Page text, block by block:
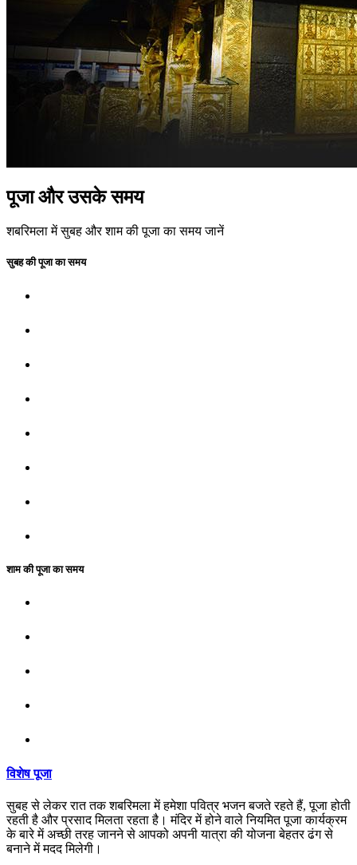
पूजा और उसके समय
शबरिमलामें सुबह और शाम की पूजा का समय जानें
सुबह की पूजा का समय
शाम की पूजा का समय
विशेष पूजा
सुबह से लेकर रात तकशबरिमलामें हमेशा पवित्र भजन बजते रहते हैं,पूजा होती
रहती है और प्रसाद मिलता रहता है। मंदिर में होने वाले नियमित पूजा कार्यक्रम
के बारे में अच्छी तरह जानने से आपको अपनी यात्रा की योजना बेहतर ढंग से
बनाने में मदद मिलेगी।